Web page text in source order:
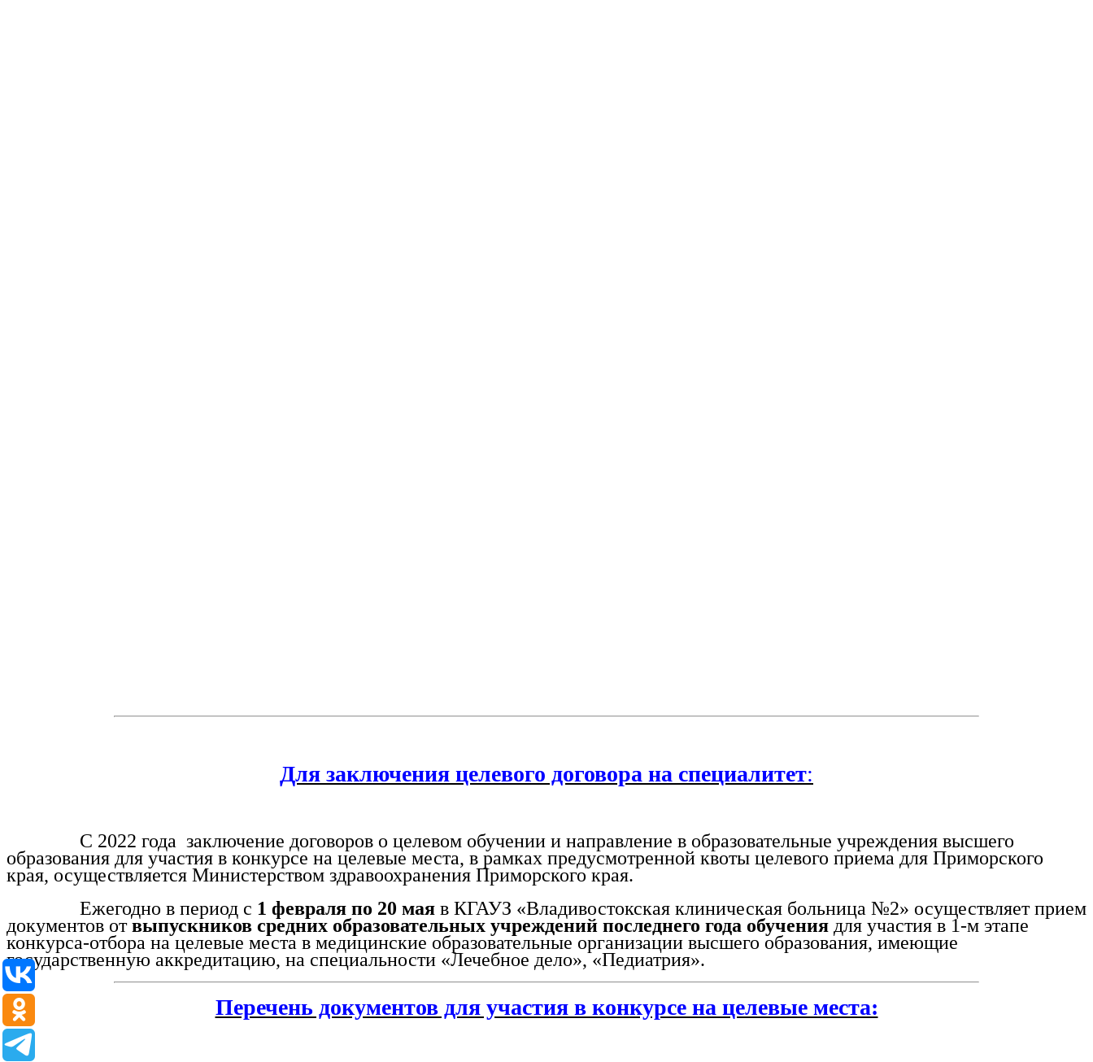
Для заключения целевого договора на специалитет:
С 2022 года заключение договоров о целевом обучении и направление в образовательные учреждения высшего
образования для участия в конкурсе на целевые места, в рамках предусмотренной квоты целевого приема для Приморского
края, осуществляется Министерством здравоохранения Приморского края.
Ежегодно в период с 1 февраля по 20 мая в КГАУЗ «Владивостокская клиническая больница №2» осуществляет прием
документов отвыпускников средних образовательных учреждений последнего года обучения для участия в 1-м этапе
конкурса-отбора на целевые места в медицинские образовательные организации высшего образования, имеющие
государственную аккредитацию, на специальности «Лечебное дело», «Педиатрия».
Перечень документов для участия в конкурсе на целевые места: